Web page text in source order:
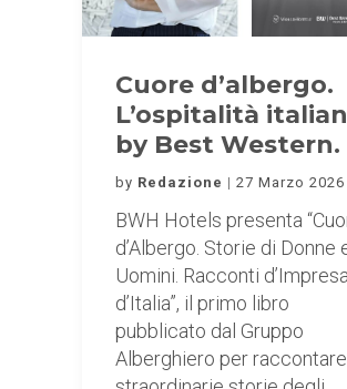
Cuore d’albergo.
L’ospitalità
by Best Western.
by Redazione 27 Marzo 2026
BWH Hotels presenta
d’Albergo. Storie di Donne
Uomini. Racconti
d’Italia”, il primo libro
pubblicato dal Gruppo
Alberghiero per